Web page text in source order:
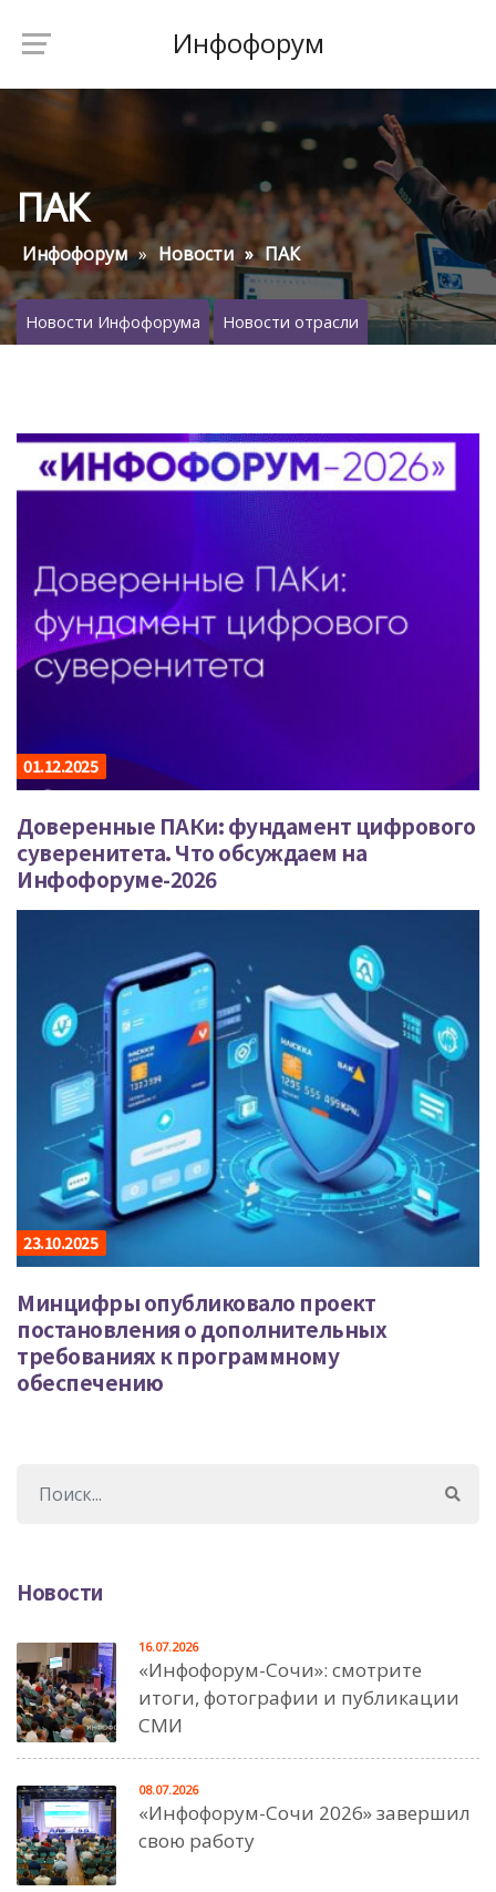
Инфофорум
ПАК
Инфофорум Новости ПАК
Новости Инфофорума Новости отрасли
01.12.2025
Доверенные ПАКи: фундамент цифрового
суверенитета. Что обсуждаем на
Инфофоруме-2026
23.10.2025
Минцифры опубликовало проект
постановления о дополнительных
требованиях к программному
обеспечению
Новости
«Инфофорум-Сочи»: смотрите
итоги, фотографии и публикации
СМИ
16.07.2026
«Инфофорум-Сочи 2026» завершил
свою работу
08.07.2026